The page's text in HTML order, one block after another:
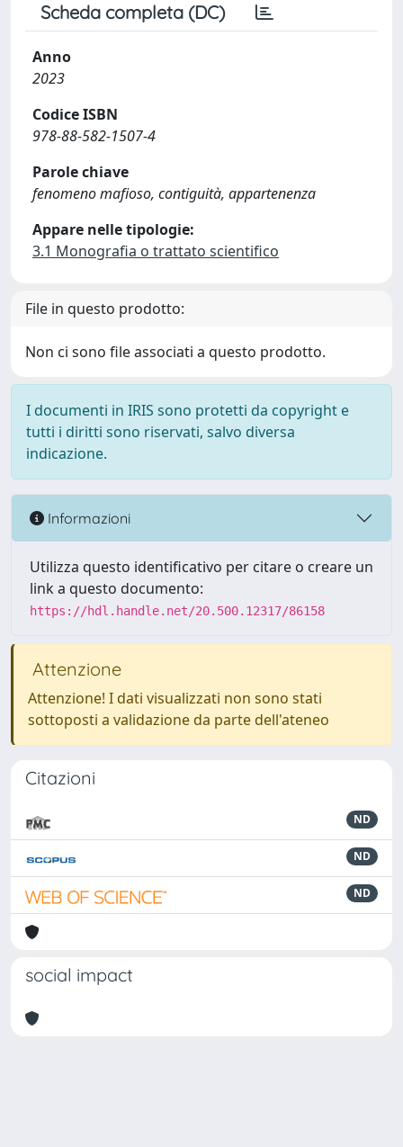
Scheda completa (DC)
Anno
2023
Codice ISBN
978-88-582-1507-4
Parole chiave
fenomeno mafioso, contiguità, appartenenza
Appare nelle tipologie:
3.1 Monografia o trattato scientifico
File in questo prodotto:
Non ci sono file associati a questo prodotto.
I documenti in IRIS sono protetti da copyright e
tutti i diritti sono riservati, salvo diversa
indicazione.
Informazioni
Utilizza questo identificativo per citare o creare un
link a questo documento:
https://hdl.handle.net/20.500.12317/86158
Attenzione
Attenzione! I dati visualizzati non sono stati
sottoposti a validazione da parte dell'ateneo
Citazioni
ND
ND
ND
social impact